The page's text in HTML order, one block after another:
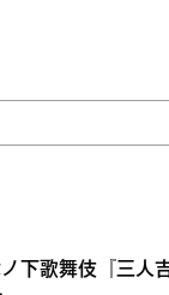
下歌舞伎『三人